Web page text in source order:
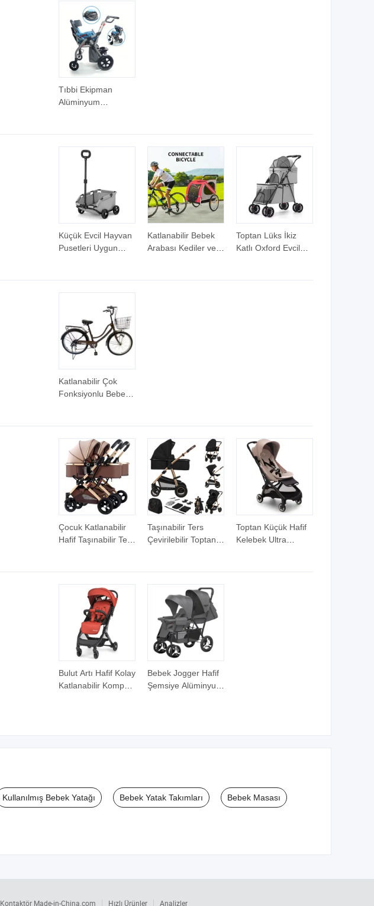
Tıbbi Ekipman
Alüminyum
Tekerlekli
Küçük Evcil Hayvan
Pusetleri Uygun
Katlanabilir Bebek
Arabası Kediler ve
Toptan Lüks İkiz
Katlı Oxford Evcil
Katlanabilir Çok
Fonksiyonlu Bebek
Çocuk Katlanabilir
Hafif Taşınabilir Ters
ve Küçük Çocuklar
için Yataklı
Taşınabilir Ters
Çevirilebilir Toptan
Katlanabilir Bebek
Arabası 2 içinde 1
Toptan Küçük Hafif
Kelebek Ultra
Bulut Artı Hafif Kolay
Katlanabilir Kompakt
Bebek Jogger Hafif
Şemsiye Alüminyum
Arabası İkili Oturma
Düzeni
Kullanılmış Bebek Yatağı Bebek Yatak Takımları Bebek Masası
Kontaktör Made-in-China.com Hızlı Ürünler Analizler